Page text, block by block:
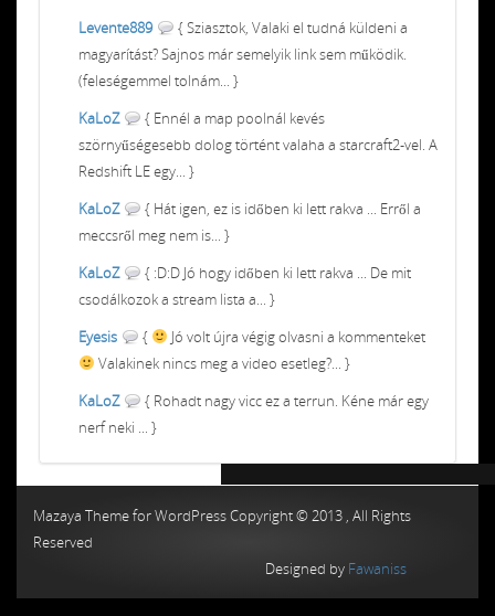
Levente889
{ Sziasztok, Valaki el tudná küldeni a
magyarítást? Sajnos már semelyik link sem működik.
(feleségemmel tolnám... }
KaLoZ
{ Ennél a map poolnál kevés
szörnyűségesebb dolog történt valaha a starcraft2-vel. A
Redshift LE egy... }
KaLoZ
{ Hát igen, ez is időben ki lett rakva ... Erről a
meccsről meg nem is... }
KaLoZ
{ :D:D Jó hogy időben ki lett rakva ... De mit
csodálkozok a stream lista a... }
Eyesis
{
Jó volt újra végig olvasni a kommenteket
Valakinek nincs meg a video esetleg?... }
KaLoZ
{ Rohadt nagy vicc ez a terrun. Kéne már egy
nerf neki ... }
Mazaya Theme for WordPress Copyright © 2013 , All Rights
Reserved
Designed by Fawaniss